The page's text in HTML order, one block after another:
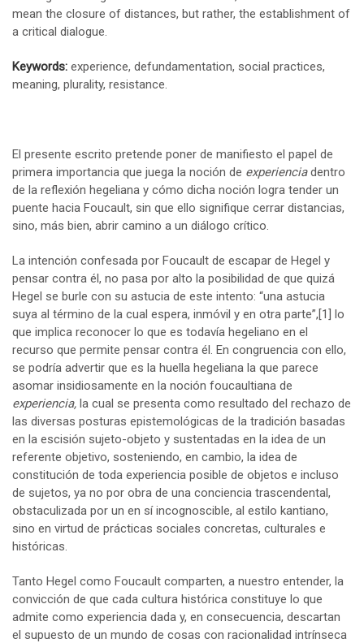
mean the closure of distances, but rather, the establishment of
a critical dialogue.
Keywords: experience, defundamentation, social practices,
meaning, plurality, resistance.
El presente escrito pretende poner de manifiesto el papel de
primera importancia que juega la noción de experienciadentro
de la reflexión hegeliana y cómo dicha noción logra tender un
puente hacia Foucault, sin que ello signifique cerrar distancias,
sino, más bien, abrir camino a un diálogo crítico.
La intención confesada por Foucault de escapar de Hegel y
pensar contra él, no pasa por alto la posibilidad de que quizá
Hegel se burle con su astucia de este intento: “una astucia
suya al término de la cual espera, inmóvil y en otra parte”,[1] lo
que implica reconocer lo que es todavía hegeliano en el
recurso que permite pensar contra él. En congruencia con ello,
se podría advertir que es la huella hegeliana la que parece
asomar insidiosamente en la noción foucaultiana de
experiencia, la cual se presenta como resultado del rechazo de
las diversas posturas epistemológicas de la tradición basadas
en la escisión sujeto-objeto y sustentadas en la idea de un
referente objetivo, sosteniendo, en cambio, la idea de
constitución de toda experiencia posible de objetos e incluso
de sujetos, ya no por obra de una conciencia trascendental,
obstaculizada por un en sí incognoscible, al estilo kantiano,
sino en virtud de prácticas sociales concretas, culturales e
históricas.
Tanto Hegel como Foucault comparten, a nuestro entender, la
convicción de que cada cultura histórica constituye lo que
admite como experiencia dada y, en consecuencia, descartan
el supuesto de un mundo de cosas con racionalidad intrínseca